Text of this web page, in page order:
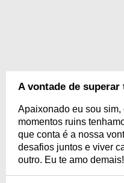
A vontade de superar
Apaixonado eu sou
momentos ruins
que conta é a nossa
desafios juntos e viver
outro. Eu te amo demais!